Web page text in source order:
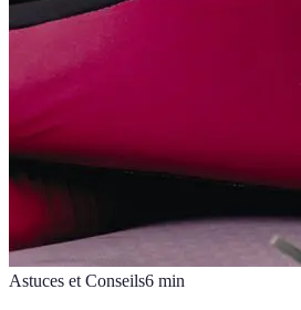
Astuces et Conseils6 min